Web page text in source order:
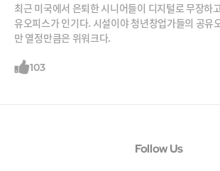
최근 미국에서 은퇴한 시니어들이 디지털로 무장하
유오피스가 인기다. 시설이야 청년창업가들의 공유
만 열정만큼은 위워크다.
103
Follow Us